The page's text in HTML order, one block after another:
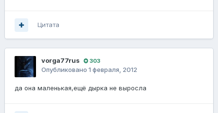
Цитата
vorga77rus 303
Опубликовано 1 февраля, 2012
да она маленькая,ещё дырка не выросла